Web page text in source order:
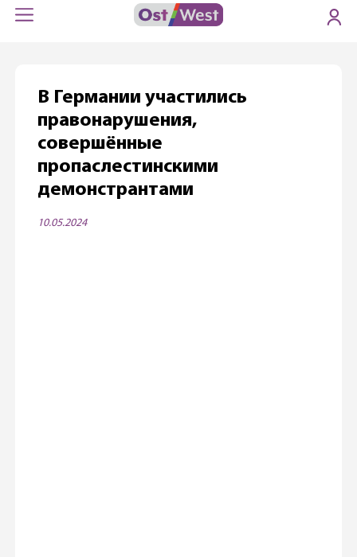
В Германии участились
правонарушения,
совершённые
пропаслестинскими
демонстрантами
10.05.2024